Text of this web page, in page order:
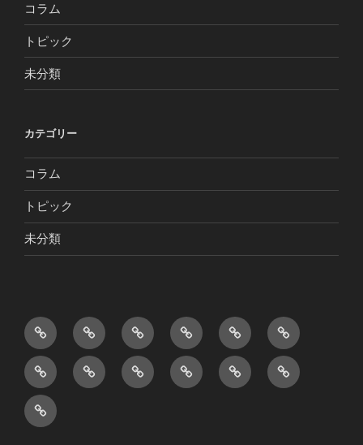
コラム
トピック
未分類
カテゴリー
コラム
トピック
未分類
ホ
ー
ム
ト
ピ
ッ
ク・
店
舗
紹
介・
メ
ニ
ュ
ー
団
体
観
光
文
弥
人
形
宴
会
コ
ー
オ
ー
お
土
貸
し
ア
ク
コ
ン
與
左